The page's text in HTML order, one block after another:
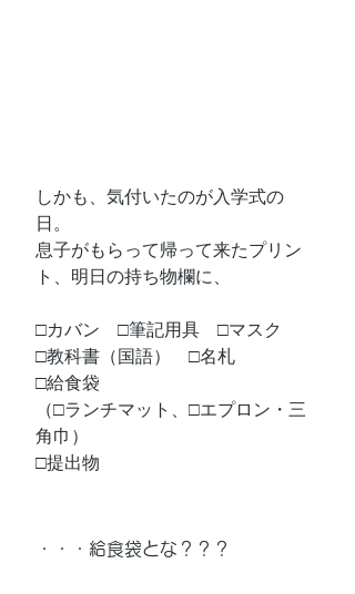
しかも、気付いたのが入学式の
日。
息子がもらって帰って来たプリン
ト、明日の持ち物欄に、
□カバン　□筆記用具　□マスク
□教科書（国語）　□名札
□給食袋
（□ランチマット、□エプロン・三
角巾）
□提出物
・・・給食袋とな？？？